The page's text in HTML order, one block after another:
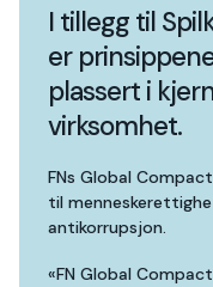
I tillegg til
er
plassert i
virksomhet.
FNs Global
til
antikorrupsjon.
«FN Global